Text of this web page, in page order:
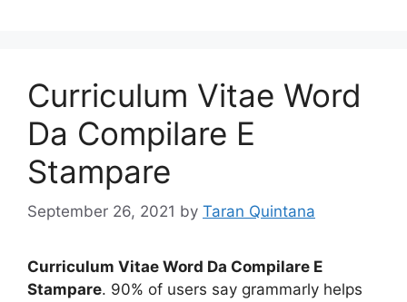
Curriculum Vitae Word
Da Compilare E
Stampare
September 26, 2021 by Taran Quintana
Curriculum Vitae Word Da Compilare E
Stampare. 90% of users say grammarly helps